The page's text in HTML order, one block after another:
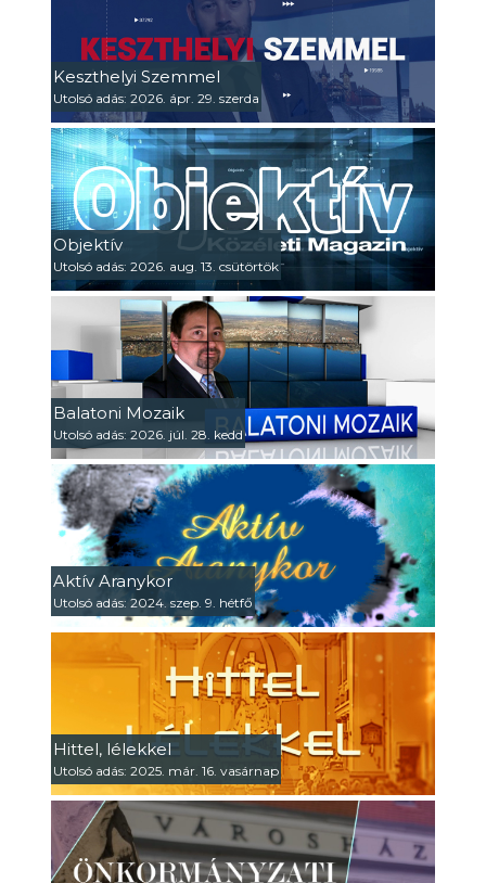
Keszthelyi Szemmel
Utolsó adás: 2026. ápr. 29. szerda
Objektív
Utolsó adás: 2026. aug. 13. csütörtök
Balatoni Mozaik
Utolsó adás: 2026. júl. 28. kedd
Aktív Aranykor
Utolsó adás: 2024. szep. 9. hétfő
Hittel, lélekkel
Utolsó adás: 2025. már. 16. vasárnap